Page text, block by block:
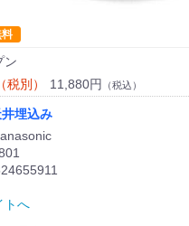
ン
（税別） 11,880円 （税込）
埋込み
トへ